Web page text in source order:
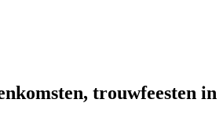
trouwfeesten in